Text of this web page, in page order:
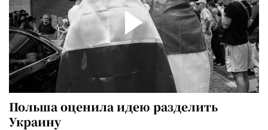
Польша оценила идею разделить
Украину